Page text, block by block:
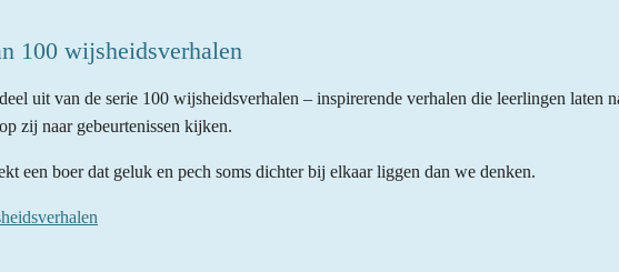
100 wijsheidsverhalen
uit van de serie 100 wijsheidsverhalen – inspirerende verhalen die leerlingen laten
zij naar gebeurtenissen kijken.
een boer dat geluk en pech soms dichter bij elkaar liggen dan we denken.